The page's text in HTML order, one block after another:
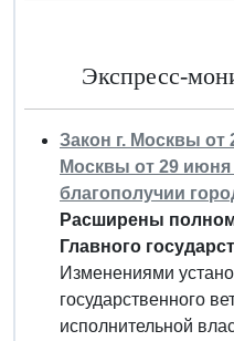
Экспресс-
Закон г. Москвы от
Москвы от 29 июня
благополучии
Расширены
Главного
Изменениями
государственного
исполнительной